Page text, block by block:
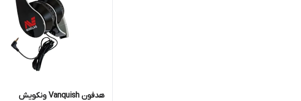
هدفون Vanquish ونکویش